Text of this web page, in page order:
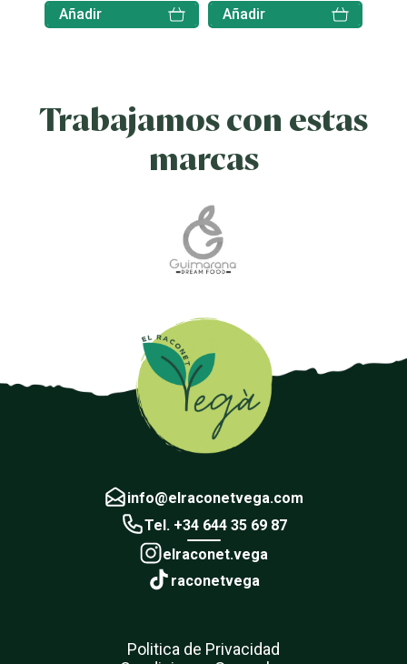
Añadir Añadir
Trabajamos con estas
marcas
info@elraconetvega.com
Tel. +34 644 35 69 87
elraconet.vega
raconetvega
Politica de Privacidad